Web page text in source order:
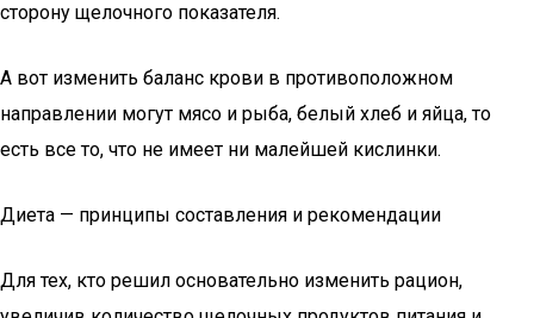
сторону щелочного показателя.
А вот изменить баланс крови в противоположном
направлении могут мясо и рыба, белый хлеб и яйца, то
есть все то, что не имеет ни малейшей кислинки.
Диета — принципы составления и рекомендации
Для тех, кто решил основательно изменить рацион,